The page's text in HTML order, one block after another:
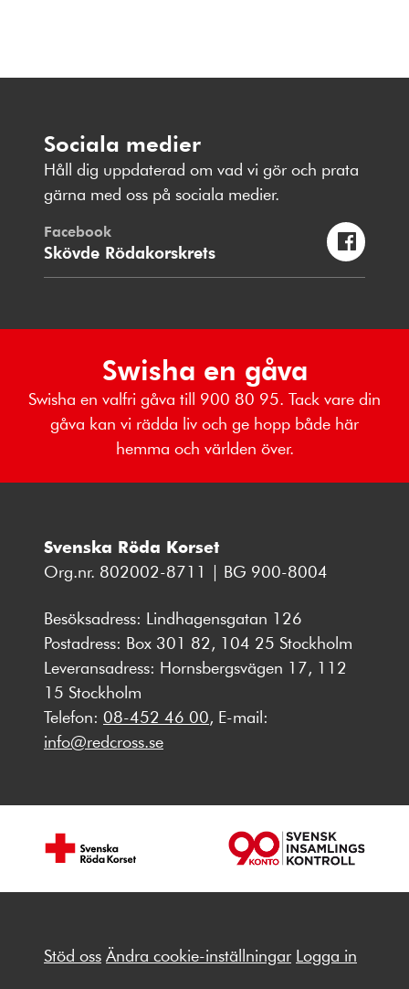
Sociala medier
Håll dig uppdaterad om vad vi gör och prata
gärna med oss på sociala medier.
Facebook
Skövde Rödakorskrets
Swisha en gåva
Swisha en valfri gåva till 900 80 95. Tack vare din
gåva kan vi rädda liv och ge hopp både här
hemma och världen över.
Svenska Röda Korset
Org.nr. 802002-8711 | BG 900-8004
Besöksadress: Lindhagensgatan 126
Postadress: Box 301 82, 104 25 Stockholm
Leveransadress: Hornsbergsvägen 17, 112
15 Stockholm
Telefon: 08-452 46 00, E-mail:
info@redcross.se
Stöd oss Ändra cookie-inställningar Logga in